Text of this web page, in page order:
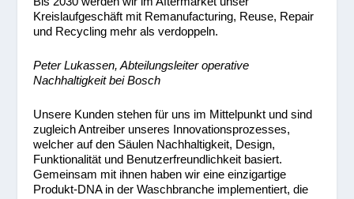
Kreislaufgeschäft mit Remanufacturing, Reuse, Repair
und Recycling mehr als verdoppeln.
Peter Lukassen, Abteilungsleiter operative
Nachhaltigkeit bei Bosch
Unsere Kunden stehen für uns im Mittelpunkt und sind
zugleich Antreiber unseres Innovationsprozesses,
welcher auf den Säulen Nachhaltigkeit, Design,
Funktionalität und Benutzerfreundlichkeit basiert.
Gemeinsam mit ihnen haben wir eine einzigartige
Produkt-DNA in der Waschbranche implementiert, die